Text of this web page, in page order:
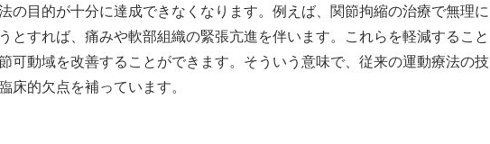
の目的が十分に達成できなくなります。例えば、関節拘縮の治療で無理に
とすれば、痛みや軟部組織の緊張亢進を伴います。これらを軽減すること
可動域を改善することができます。そういう意味で、従来の運動療法の技
床的欠点を補っています。